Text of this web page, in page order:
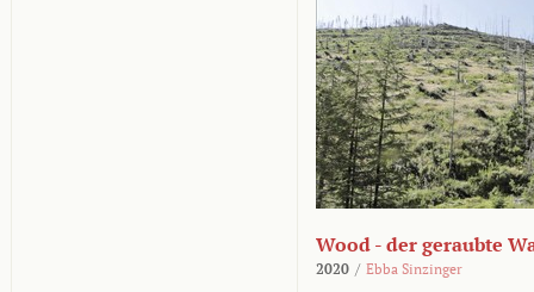
Wood - der geraubte
2020 / Ebba Sinzinger